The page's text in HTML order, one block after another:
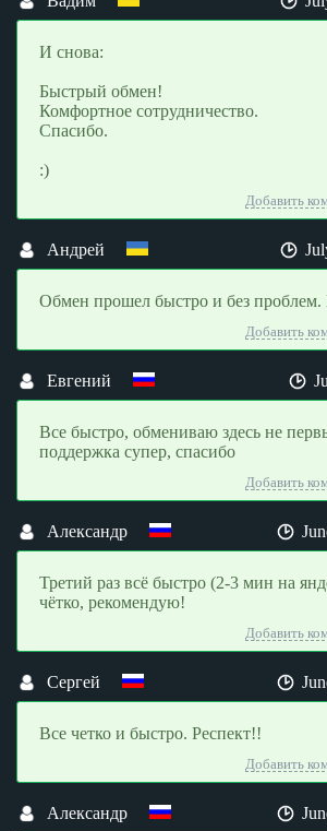
И снова:
Быстрый обмен!
Комфортное сотрудничество.
Спасибо.
:)
Добавить
Андрей
Обмен прошел быстро и без проблем.
Добавить
Евгений
Все быстро, обмениваю здесь не
поддержка супер, спасибо
Добавить
Александр
Третий раз всё быстро (2-3 мин на
чётко, рекомендую!
Добавить
Сергей
Все четко и быстро. Респект!!
Добавить
Александр